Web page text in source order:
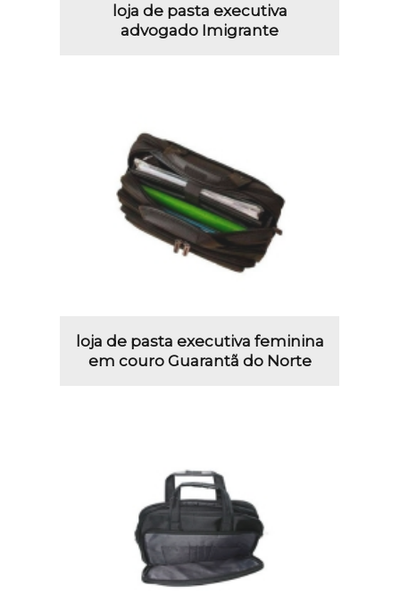
loja de pasta executiva
advogado Imigrante
loja de pasta executiva feminina
em couro Guarantã do Norte